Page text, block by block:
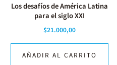
Los desafíos de América Latina
para el siglo XXI
$21.000,00
AÑADIR AL CARRITO